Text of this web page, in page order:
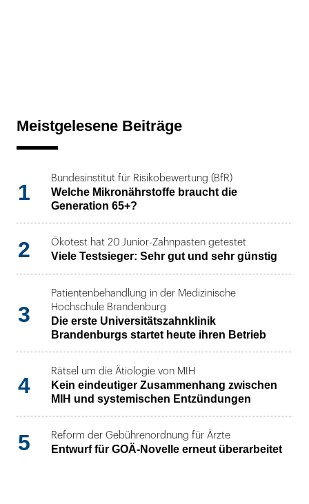
Meistgelesene Beiträge
1
Bundesinstitut für Risikobewertung (BfR)
Welche Mikronährstoffe braucht die
Generation 65+?
2 Ökotest hat 20 Junior-Zahnpasten getestet
Viele Testsieger: Sehr gut und sehr günstig
3
Patientenbehandlung in der Medizinische
Hochschule Brandenburg
Die erste Universitätszahnklinik
Brandenburgs startet heute ihren Betrieb
4
Rätsel um die Ätiologie von MIH
Kein eindeutiger Zusammenhang zwischen
MIH und systemischen Entzündungen
5 Reform der Gebührenordnung für Ärzte
Entwurf für GOÄ-Novelle erneut überarbeitet